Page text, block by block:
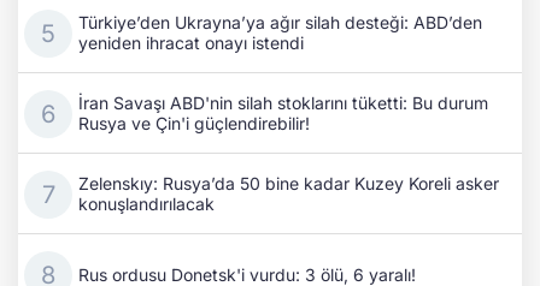
Türkiye’den Ukrayna’ya ağır silah desteği: ABD’den
yeniden ihracat onayı istendi
İran Savaşı ABD'nin silah stoklarını tüketti: Bu durum
Rusya ve Çin'i güçlendirebilir!
Zelenskıy: Rusya’da 50 bine kadar Kuzey Koreli asker
konuşlandırılacak
Rus ordusu Donetsk'i vurdu: 3 ölü, 6 yaralı!